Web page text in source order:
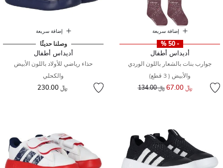
إضافة سريعة
- 50 %
أديداس أطفال
جوارب بنات بالشعار باللون الوردي
والأبيض ( 3 قطع)
﷼ 67.00 سعر مخفض من﷼ 134.00
إضافة سريعة
وصلنا حديثًا
أديداس أطفال
حذاء رياضي للأولاد باللون الأبيض
والكحلي
﷼ 230.00